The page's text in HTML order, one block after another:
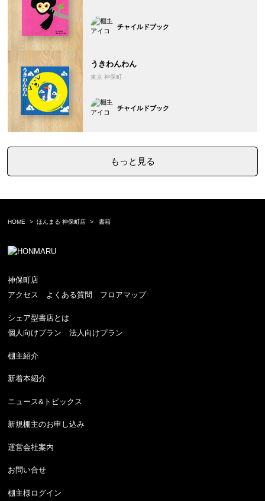
チャイルドブック
うきわんわん
東京 神保町
チャイルドブック
もっと見る
HOME ほんまる 神保町店 書籍
神保町店
アクセス
よくある質問 フロアマップ
シェア型書店とは
個人向けプラン
法人向けプラン
棚主紹介
新着本紹介
ニュース&トピックス
新規棚主のお申し込み
運営会社案内
お問い合せ
棚主様ログイン